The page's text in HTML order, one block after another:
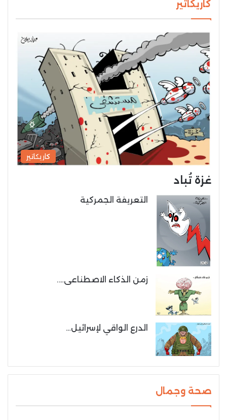
كاريكاتير
كاريكاتير
غزة تُباد
التعريفة الجمركية
زمن الذكاء الاصطناعى….
الدرع الواقي لإسرائيل…
صحة وجمال